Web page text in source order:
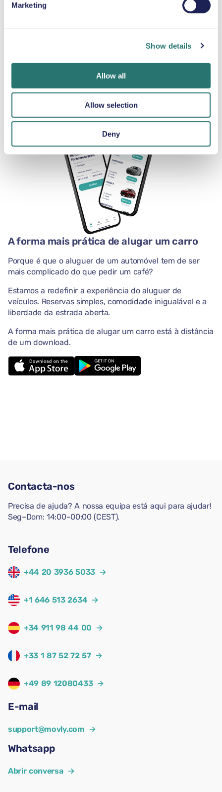
Marketing
Show details
Allow all
Allow selection
Deny
com a app Movly.
online
Carregue os seus
através da app.
A forma mais prática de alugar um carro
Porque é que o aluguer de um automóvel tem de ser
mais complicado do que pedir um café?
Estamos a redefinir a experiência do aluguer de
veículos. Reservas simples, comodidade inigualável e a
liberdade da estrada aberta.
A forma mais prática de alugar um carro está à distância
de um download.
Contacta-nos
Precisa de ajuda? A nossa equipa está aqui para ajudar!
Seg–Dom: 14:00–00:00 (CEST).
Telefone
+44 20 3936 5033 →
+1 646 513 2634 →
+34 911 98 44 00 →
+33 1 87 52 72 57 →
+49 89 12080433 →
E-mail
support@movly.com →
Whatsapp
Abrir conversa →